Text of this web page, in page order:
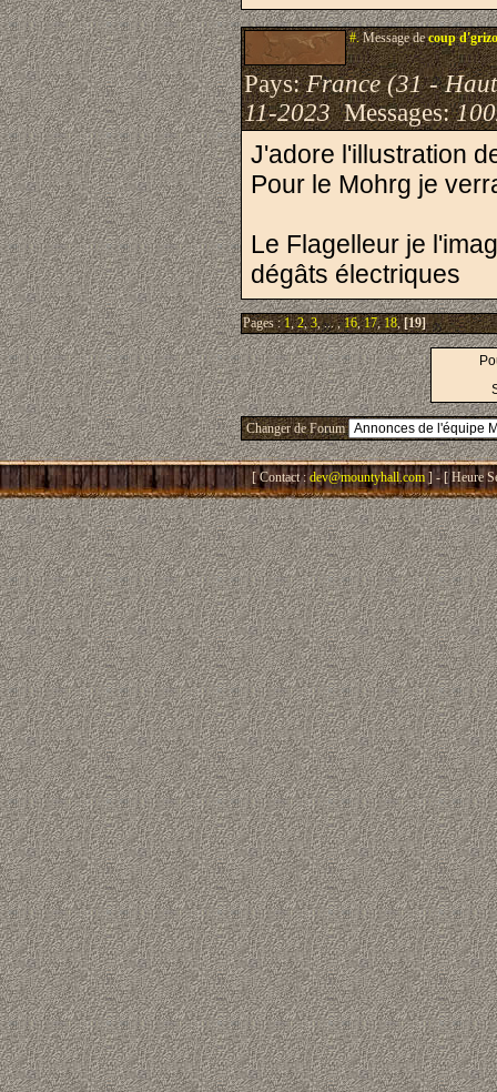
#.Message decoup
Pays:France (31 -
11-2023Messages:
J'adore l'illustration
Pour le Mohrg je
Le Flagelleur je
dégâts électriques
Pages :1,2,3, ... ,16,17,18,[19]
Changer de Forum
[ Contact : dev@mountyhall.com ] - [ Heure